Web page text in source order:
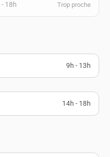
18h Trop proche
9h - 13h
14h - 18h